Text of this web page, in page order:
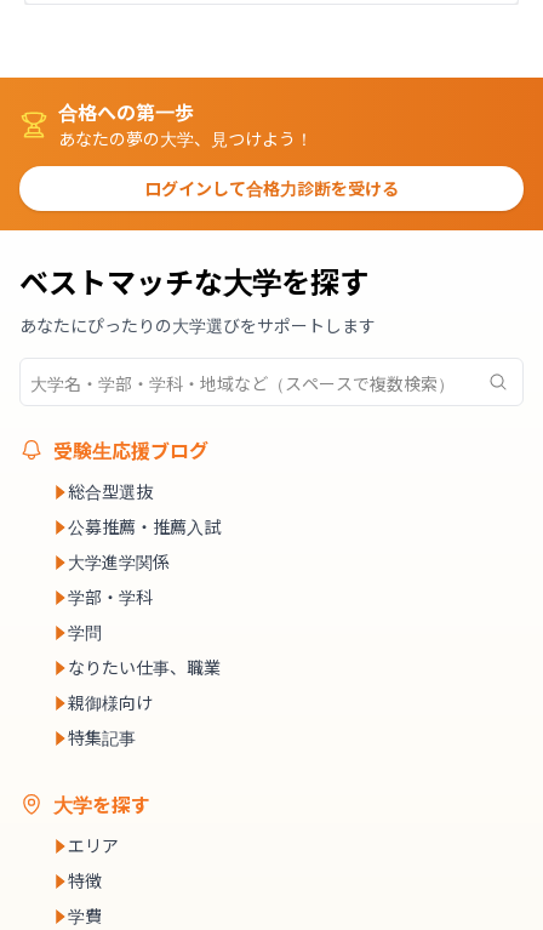
合格への第一歩
あなたの夢の大学、見つけよう！
ログインして合格力診断を受ける
ベストマッチな大学を探す
あなたにぴったりの大学選びをサポートします
受験生応援ブログ
総合型選抜
公募推薦・推薦入試
大学進学関係
学部・学科
学問
なりたい仕事、職業
親御様向け
特集記事
大学を探す
エリア
特徴
学費